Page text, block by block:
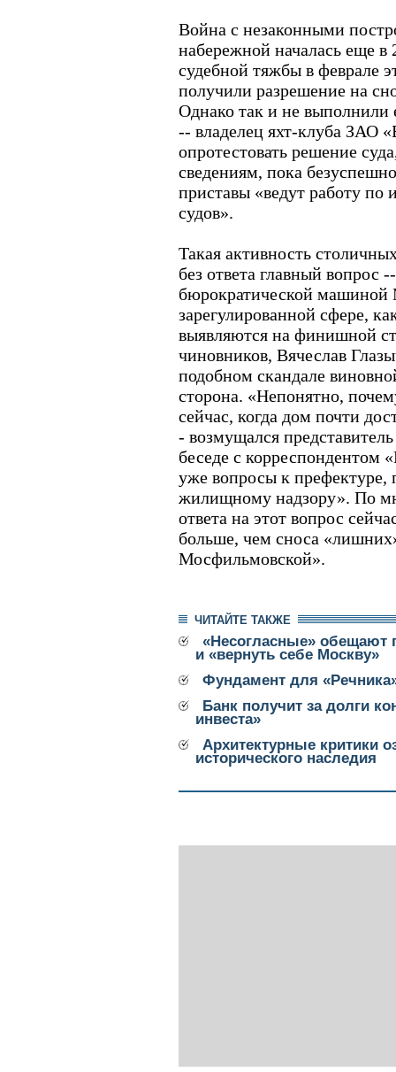
Война с незаконными
набережной началась еще в
судебной тяжбы в феврале
получили разрешение на
Однако так и не выполнили
-- владелец яхт-клуба ЗАО
опротестовать решение
сведениям, пока
приставы «ведут работу
судов».
Такая активность
без ответа главный вопрос
бюрократической машиной
зарегулированной сфере,
выявляются на финишной
чиновников, Вячеслав
подобном скандале
сторона. «Непонятно,
сейчас, когда дом почти
- возмущался
беседе с корреспондентом
уже вопросы к
жилищному надзору». По
ответа на этот вопрос
больше, чем сноса
Мосфильмовской».
ЧИТАЙТЕ ТАКЖЕ
«Несогласные» обещают
и «вернуть себе Москву»
Фундамент для
Банк получит за долги
инвеста»
Архитектурные критики
исторического наследия